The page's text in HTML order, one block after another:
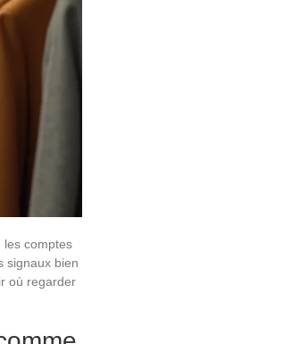
les comptes
signaux bien
où regarder